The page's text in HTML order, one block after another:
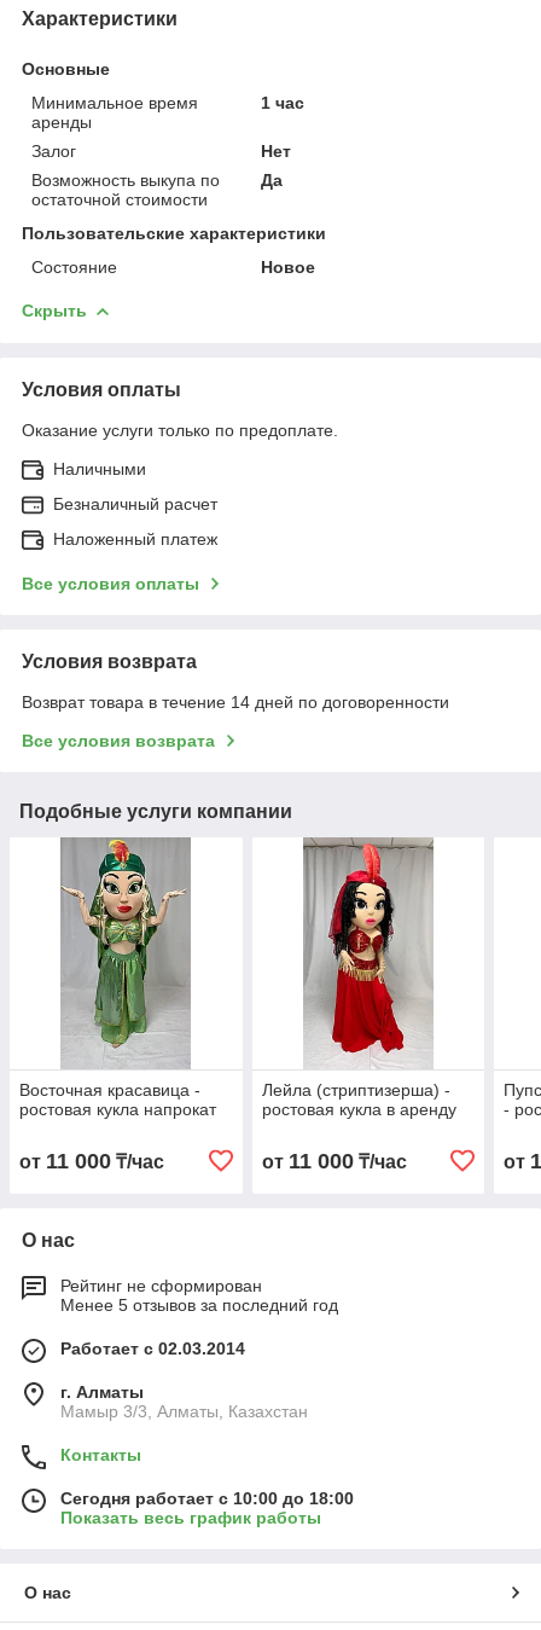
Характеристики
Основные
Минимальное время
аренды
1 час
Залог
Нет
Возможность выкупа по
остаточной стоимости
Да
Пользовательские характеристики
Состояние
Новое
Скрыть
Условия оплаты
Оказание услуги только по предоплате.
Наличными
Безналичный расчет
Наложенный платеж
Все условия оплаты
Условия возврата
Возврат товара в течение 14 дней по договоренности
Все условия возврата
Подобные услуги компании
Восточная красавица -
ростовая кукла напрокат
от 11 000 ₸/час
Лейла (стриптизерша) -
ростовая кукла в аренду
от 11 000₸/час
-
от
О нас
Рейтинг не сформирован
Менее 5 отзывов за последний год
Работает с 02.03.2014
г. Алматы
Мамыр 3/3, Алматы, Казахстан
Контакты
Сегодня работает с 10:00 до 18:00
Показать весь график работы
О нас